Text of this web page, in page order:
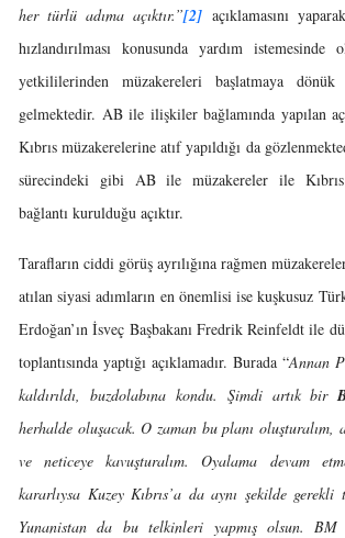
her türlü adıma açıktır.”[2] açıklamasını
hızlandırılması konusunda yardım
yetkililerinden müzakereleri başlatmaya
gelmektedir. AB ile ilişkiler bağlamında yapılan
Kıbrıs müzakerelerine atıf yapıldığı da
sürecindeki gibi AB ile müzakereler ile Kıbrıs
bağlantı kurulduğu açıktır.
Tarafların ciddi görüş ayrılığına rağmen
atılan siyasi adımların en önemlisi ise kuşkusuz
Erdoğan’ın İsveç Başbakanı Fredrik Reinfeldt ile
toplantısında yaptığı açıklamadır. Burada “Annan
kaldırıldı, buzdolabına kondu. Şimdi artık bir
herhalde oluşacak. O zaman bu planı oluşturalım,
ve neticeye kavuşturalım. Oyalama devam
kararlıysa Kuzey Kıbrıs’a da aynı şekilde
Yunanistan da bu telkinleri yapmış olsun. BM